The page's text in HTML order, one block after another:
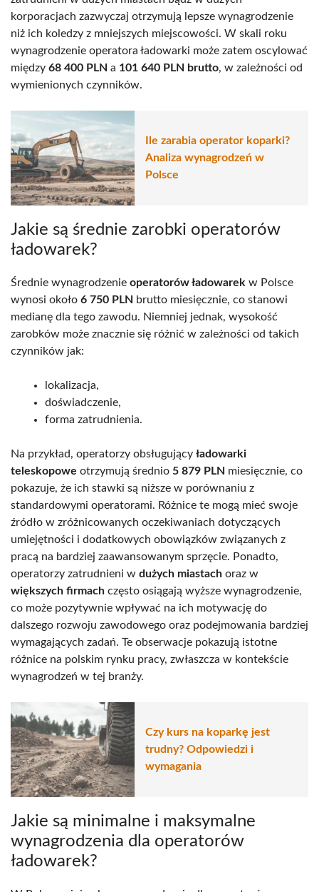
korporacjach zazwyczaj otrzymują lepsze wynagrodzenie
niż ich koledzy z mniejszych miejscowości. W skali roku
wynagrodzenie operatora ładowarki może zatem oscylować
między 68 400 PLN a 101 640 PLN brutto, w zależności od
wymienionych czynników.
Ile zarabia operator koparki?
Analiza wynagrodzeń w
Polsce
Jakie są średnie zarobki operatorów
ładowarek?
Średnie wynagrodzenie operatorów ładowarek w Polsce
wynosi około 6 750 PLN brutto miesięcznie, co stanowi
medianę dla tego zawodu. Niemniej jednak, wysokość
zarobków może znacznie się różnić w zależności od takich
czynników jak:
lokalizacja,
doświadczenie,
forma zatrudnienia.
Na przykład, operatorzy obsługujący ładowarki
teleskopowe otrzymują średnio 5 879 PLN miesięcznie, co
pokazuje, że ich stawki są niższe w porównaniu z
standardowymi operatorami. Różnice te mogą mieć swoje
źródło w zróżnicowanych oczekiwaniach dotyczących
umiejętności i dodatkowych obowiązków związanych z
pracą na bardziej zaawansowanym sprzęcie. Ponadto,
operatorzy zatrudnieni w dużych miastach oraz w
większych firmach często osiągają wyższe wynagrodzenie,
co może pozytywnie wpływać na ich motywację do
dalszego rozwoju zawodowego oraz podejmowania bardziej
wymagających zadań. Te obserwacje pokazują istotne
różnice na polskim rynku pracy, zwłaszcza w kontekście
wynagrodzeń w tej branży.
Czy kurs na koparkę jest
trudny? Odpowiedzi i
wymagania
Jakie są minimalne i maksymalne
wynagrodzenia dla operatorów
ładowarek?